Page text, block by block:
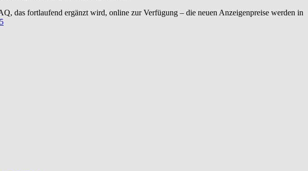
das fortlaufend ergänzt wird, online zur Verfügung – die neuen Anzeigenpreise werden in